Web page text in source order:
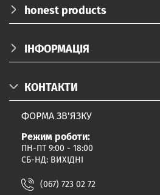
honest products
КАТАЛОГ
БЛОГ
FAQ
ІНФОРМАЦІЯ
КОРПОРАТИВНІ ПОДАРУНКИ
ПАРТНЕРАМ
ДОГОВІР ПУБЛІЧНОЇ ОФЕРТИ
ПОЛІТИКА КОНФІДЕНЦІЙНОСТІ
ПРОГРАМА ЛОЯЛЬНОСТІ
КОНТАКТИ
ФОРМА ЗВ'ЯЗКУ
Режим роботи:
ПН-ПТ 9:00 - 18:00
СБ-НД: ВИХІДНІ
(067) 723 02 72